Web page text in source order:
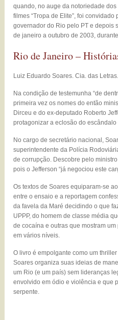
quando, no auge da notoriedade
filmes “Tropa de Elite”, foi
governador do Rio pelo PT e depois
de janeiro a outubro de 2003,
Rio de Janeiro –
Luiz Eduardo Soares. Cia. das
Na condição de testemunha “de
primeira vez os nomes do então
Dirceu e do ex-deputado Roberto
protagonizar a eclosão do
No cargo de secretário nacional,
superintendente da Polícia
de corrupção. Descobre pelo
pois o Jefferson “já negociou este
Os textos de Soares equiparam-se
entre o ensaio e a reportagem
da favela da Maré decidindo o que
UPPP, do homem de classe média
de cocaína e outras que mostram
em vários níveis.
O livro é empolgante como um
Soares organiza suas ideias de
um Rio (e um país) sem lideranças
envolvido em ódio e violência e que
serpente.